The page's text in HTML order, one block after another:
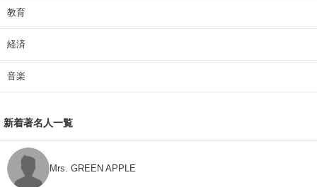
教育
経済
音楽
新着著名人一覧
Mrs. GREEN APPLE